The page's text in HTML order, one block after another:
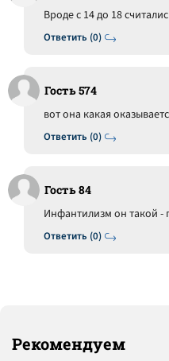
Ответить (0)
Вроде с 14 до 18
Гость 574
Ответить (0)
вот она какая
Гость 84
Ответить (0)
Инфантилизм он такой -
Рекомендуем